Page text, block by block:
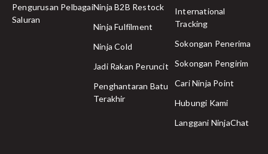
Pengurusan Pelbagai
Saluran
Ninja B2B Restock
Ninja Fulfilment
Ninja Cold
Jadi Rakan Peruncit
Penghantaran Batu
Terakhir
International
Tracking
Sokongan Penerima
Sokongan Pengirim
Cari Ninja Point
Hubungi Kami
Langgani NinjaChat